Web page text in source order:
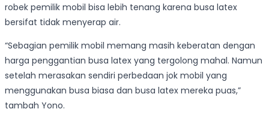
robek pemilik mobil bisa lebih tenang karena busa latex
bersifat tidak menyerap air.
“Sebagian pemilik mobil memang masih keberatan dengan
harga penggantian busa latex yang tergolong mahal. Namun
setelah merasakan sendiri perbedaan jok mobil yang
menggunakan busa biasa dan busa latex mereka puas,”
tambah Yono.